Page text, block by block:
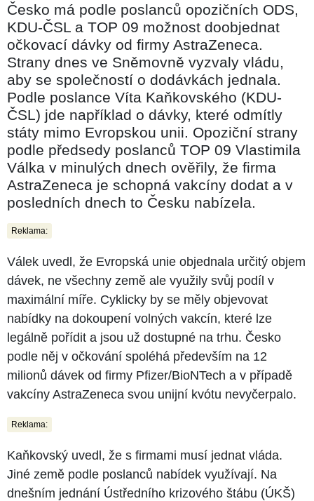
Česko má podle poslanců opozičních ODS,
KDU-ČSL a TOP 09 možnost doobjednat
očkovací dávky od firmy AstraZeneca.
Strany dnes ve Sněmovně vyzvaly vládu,
aby se společností o dodávkách jednala.
Podle poslance Víta Kaňkovského (KDU-
ČSL) jde například o dávky, které odmítly
státy mimo Evropskou unii. Opoziční strany
podle předsedy poslanců TOP 09 Vlastimila
Válka v minulých dnech ověřily, že firma
AstraZeneca je schopná vakcíny dodat a v
posledních dnech to Česku nabízela.
Reklama:
Válek uvedl, že Evropská unie objednala určitý objem
dávek, ne všechny země ale využily svůj podíl v
maximální míře. Cyklicky by se měly objevovat
nabídky na dokoupení volných vakcín, které lze
legálně pořídit a jsou už dostupné na trhu. Česko
podle něj v očkování spoléhá především na 12
milionů dávek od firmy Pfizer/BioNTech a v případě
vakcíny AstraZeneca svou unijní kvótu nevyčerpalo.
Reklama:
Kaňkovský uvedl, že s firmami musí jednat vláda.
Jiné země podle poslanců nabídek využívají. Na
dnešním jednání Ústředního krizového štábu (ÚKŠ)